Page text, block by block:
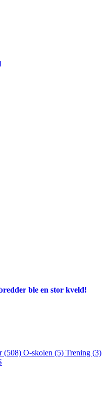
ble en stor kveld!
(508) O-skolen (5) Trening (3)